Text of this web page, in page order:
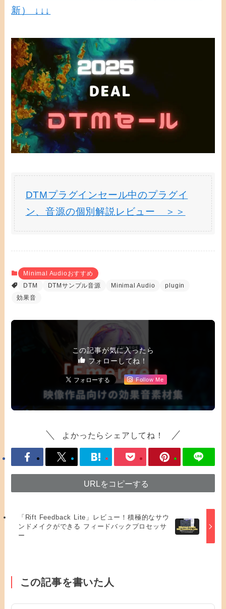
新） ↓↓↓
DTMプラグインセール中のプラグイ
ン、音源の個別解説レビュー ＞＞
Minimal Audioおすすめ
DTM
DTMサンプル音源 Minimal Audio
plugin
効果音
この記事が気に入ったら
フォローしてね！
Follow Me
よかったらシェアしてね！
URLをコピーする
「Rift Feedback Lite」レビュー！積極的なサウ
ンドメイクができる フィードバックプロセッサ
ー
この記事を書いた人